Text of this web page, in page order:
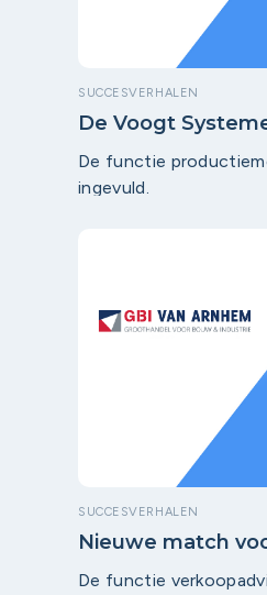
SUCCESVERHALEN
De Voogt
De functie
ingevuld.
SUCCESVERHALEN
Nieuwe match
De functie